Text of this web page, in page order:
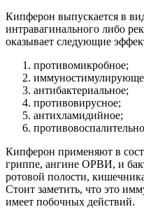
Кипферон выпускается в
интравагинального либо
оказывает следующие
противомикробное;
антибактериальное;
противовирусное;
антихламидийное;
Кипферон применяют в
гриппе, ангине ОРВИ, и
ротовой полости,
Стоит заметить, что это
имеет побочных действий.